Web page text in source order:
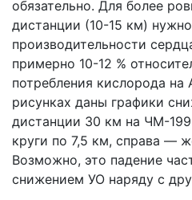
обязательно. Для более
дистанции (10-15 км)
производительности
примерно 10-12 %
потребления кислорода
рисунках даны графики
дистанции 30 км на ЧМ-
круги по 7,5 км, справа —
Возможно, это падение
снижением УО наряду с